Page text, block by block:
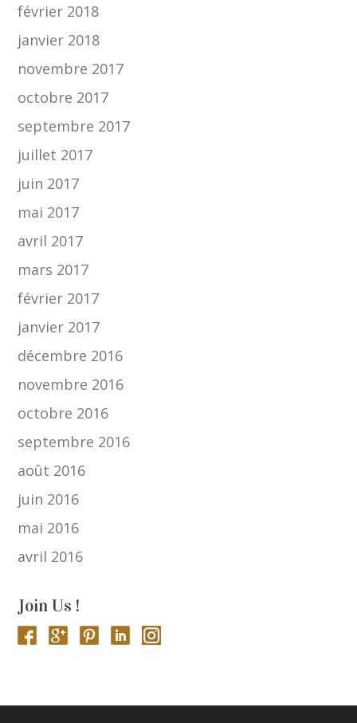
février 2018
janvier 2018
novembre 2017
octobre 2017
septembre 2017
juillet 2017
juin 2017
mai 2017
avril 2017
mars 2017
février 2017
janvier 2017
décembre 2016
novembre 2016
octobre 2016
septembre 2016
août 2016
juin 2016
mai 2016
avril 2016
Join Us !